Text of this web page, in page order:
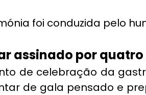
foi conduzida pelo
assinado por
de celebração da
de gala pensado e